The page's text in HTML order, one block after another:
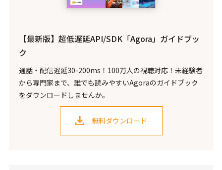
【最新版】超低遅延API/SDK「Agora」ガイドブッ
ク
通話・配信遅延30-200ms！100万人の視聴対応！未経験者
から専門家まで、誰でも読みやすいAgoraのガイドブック
をダウンロードしませんか。
無料ダウンロード